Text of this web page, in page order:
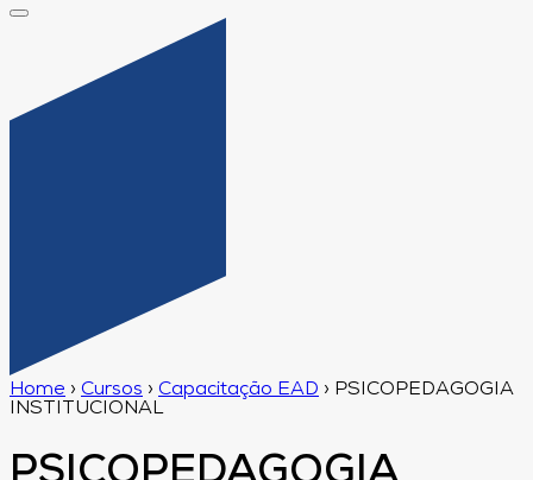
Home › Cursos › Capacitação EAD › PSICOPEDAGOGIA
INSTITUCIONAL